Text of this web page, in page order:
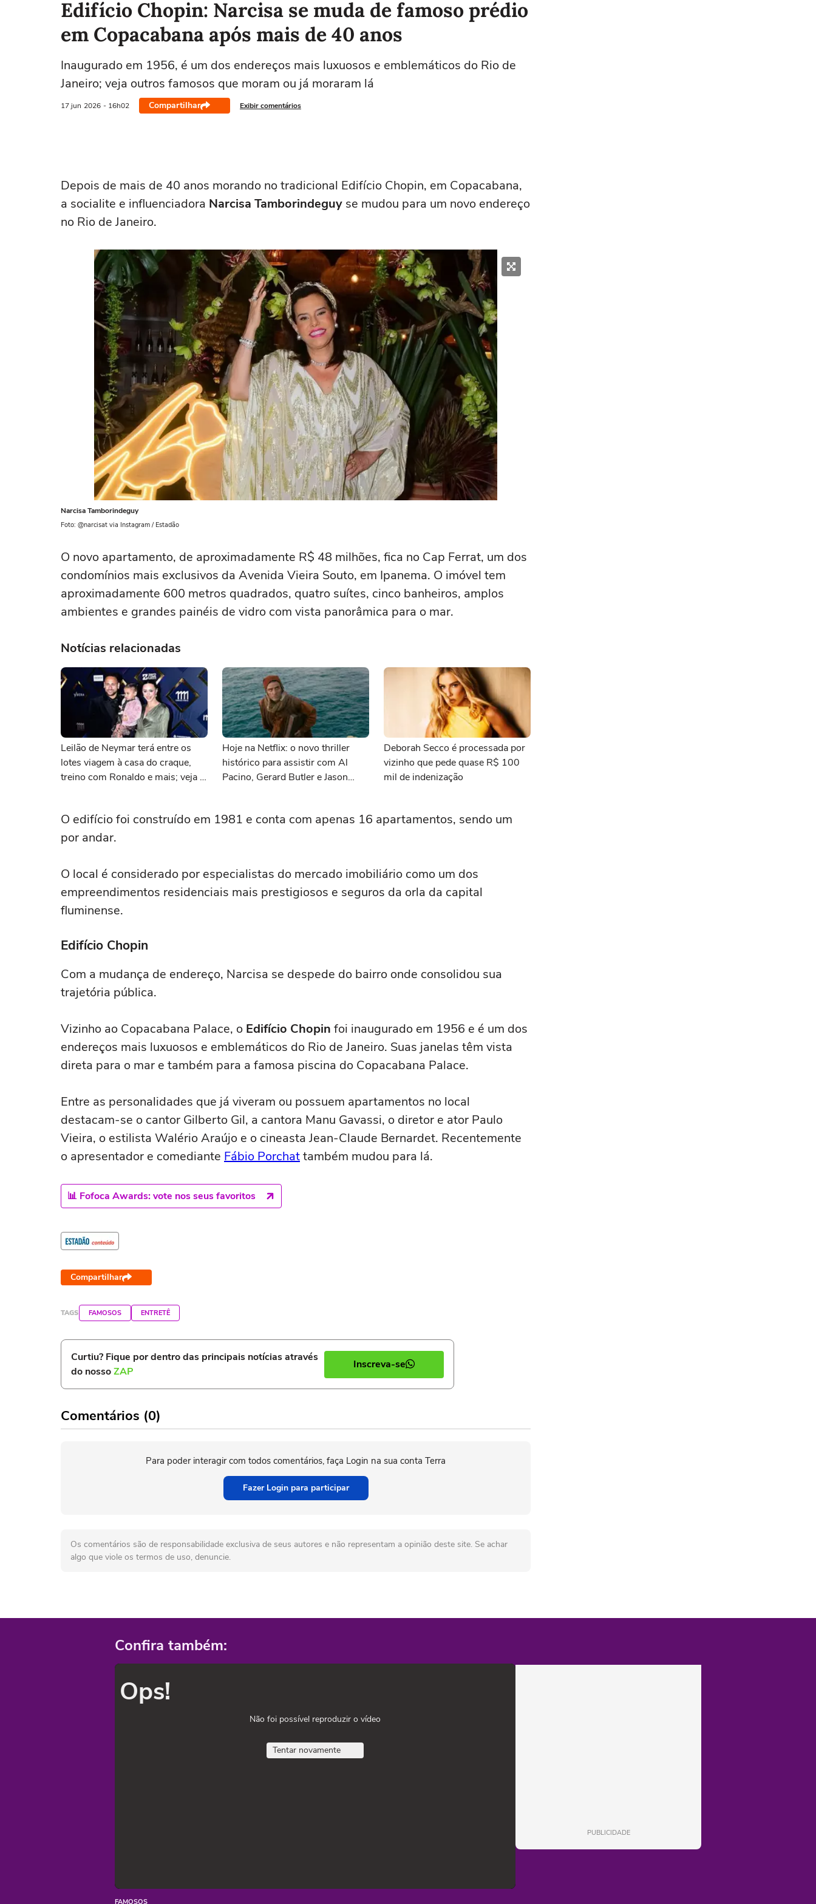
Edifício Chopin: Narcisa se muda de famoso prédio
em Copacabana após mais de 40 anos
Inaugurado em 1956, é um dos endereços mais luxuosos e emblemáticos do Rio de
Janeiro; veja outros famosos que moram ou já moraram lá
17 jun 2026 - 16h02 Compartilhar Exibir comentários
Depois de mais de 40 anos morando no tradicional Edifício Chopin, em Copacabana,
a socialite e influenciadora Narcisa Tamborindeguy se mudou para um novo endereço
no Rio de Janeiro.
Narcisa Tamborindeguy
Foto: @narcisat via Instagram / Estadão
O novo apartamento, de aproximadamente R$ 48 milhões, fica no Cap Ferrat, um dos
condomínios mais exclusivos da Avenida Vieira Souto, em Ipanema. O imóvel tem
aproximadamente 600 metros quadrados, quatro suítes, cinco banheiros, amplos
ambientes e grandes painéis de vidro com vista panorâmica para o mar.
Notícias relacionadas
Leilão de Neymar terá entre os
lotes viagem à casa do craque,
treino com Ronaldo e mais; veja a
Hoje na Netflix: o novo thriller
histórico para assistir com Al
Pacino, Gerard Butler e Jason
Deborah Secco é processada por
vizinho que pede quase R$ 100
mil de indenização
O edifício foi construído em 1981 e conta com apenas 16 apartamentos, sendo um
por andar.
O local é considerado por especialistas do mercado imobiliário como um dos
empreendimentos residenciais mais prestigiosos e seguros da orla da capital
fluminense.
Edifício Chopin
Com a mudança de endereço, Narcisa se despede do bairro onde consolidou sua
trajetória pública.
Vizinho ao Copacabana Palace, o Edifício Chopin foi inaugurado em 1956 e é um dos
endereços mais luxuosos e emblemáticos do Rio de Janeiro. Suas janelas têm vista
direta para o mar e também para a famosa piscina do Copacabana Palace.
Entre as personalidades que já viveram ou possuem apartamentos no local
destacam-se o cantor Gilberto Gil, a cantora Manu Gavassi, o diretor e ator Paulo
Vieira, o estilista Walério Araújo e o cineasta Jean-Claude Bernardet. Recentemente
o apresentador e comediante Fábio Porchattambém mudou para lá.
📊 Fofoca Awards: vote nos seus favoritos
Compartilhar
TAGS FAMOSOS ENTRETÊ
Curtiu? Fique por dentro das principais notícias através
do nossoZAP
Inscreva-se
Comentários (0)
Para poder interagir com todos comentários, faça Login na sua conta Terra
Fazer Login para participar
Os comentários são de responsabilidade exclusiva de seus autores e não representam a opinião deste site. Se achar
algo que viole os termos de uso, denuncie.
Confira também:
Ops!
Não foi possível reproduzir o vídeo
Tentar novamente
FAMOSOS
PUBLICIDADE